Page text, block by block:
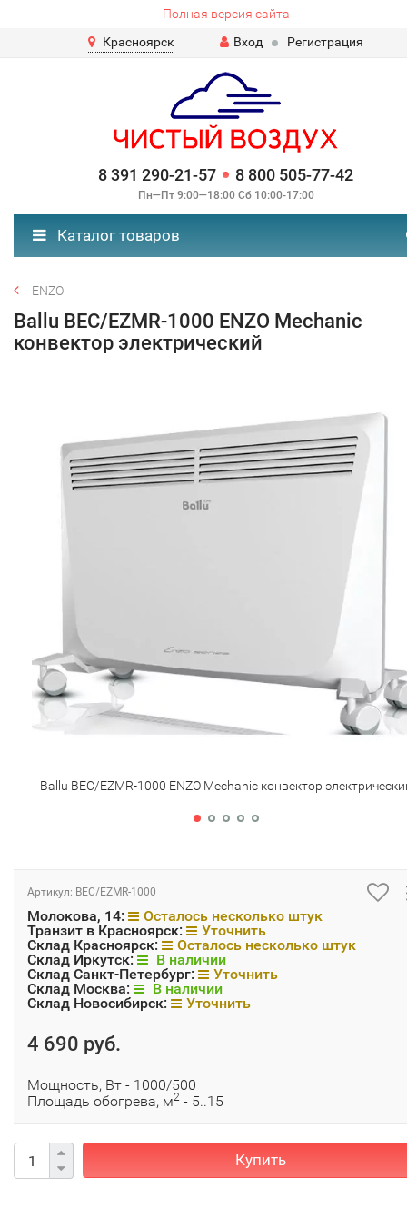
Полная версия сайта
Красноярск
Вход Регистрация
8 391 290-21-57 8 800 505-77-42
Пн—Пт 9:00—18:00 Сб 10:00-17:00
Каталог товаров
ENZO
Ballu BEC/EZMR-1000 ENZO Mechanic
конвектор электрический
Ballu BEC/EZMR-1000 ENZO Mechanic конвектор
Артикул: BEC/EZMR-1000
Молокова, 14:
Осталось несколько штук
Транзит в Красноярск:
Уточнить
Склад Красноярск:
Осталось несколько штук
Склад Иркутск:
В наличии
Склад Санкт-Петербург:
Уточнить
Склад Москва:
В наличии
Склад Новосибирск:
Уточнить
4 690 руб.
Мощность, Вт - 1000/500
Площадь обогрева, м2 - 5..15
Купить